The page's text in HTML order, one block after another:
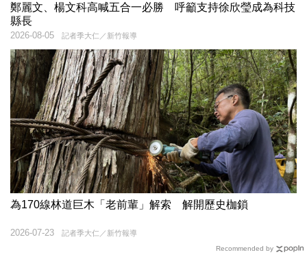
鄭麗文、楊文科高喊五合一必勝 呼籲支持徐欣瑩成為科技
縣長
記者季大仁／新竹報導
2026-08-05
為170線林道巨木「老前輩」解索 解開歷史枷鎖
記者季大仁／新竹報導
2026-07-23
Recommended by